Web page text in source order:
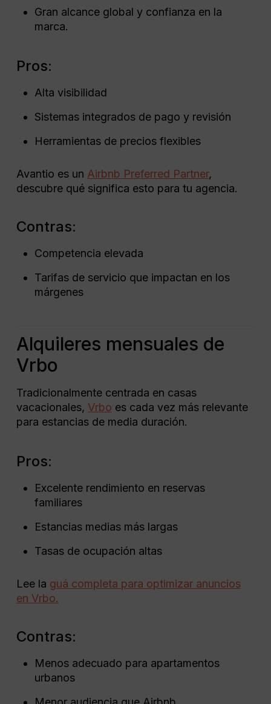
Gran alcance global y confianza en la
marca.
Pros:
Alta visibilidad
Sistemas integrados de pago y revisión
Herramientas de precios flexibles
Avantio es un Airbnb Preferred Partner,
descubre qué significa esto para tu agencia.
Contras:
Competencia elevada
Tarifas de servicio que impactan en los
márgenes
Alquileres mensuales de
Vrbo
Tradicionalmente centrada en casas
vacacionales, Vrbo es cada vez más relevante
para estancias de media duración.
Pros:
Excelente rendimiento en reservas
familiares
Estancias medias más largas
Tasas de ocupación altas
Lee la guá completa para optimizar anuncios
en Vrbo.
Contras:
Menos adecuado para apartamentos
urbanos